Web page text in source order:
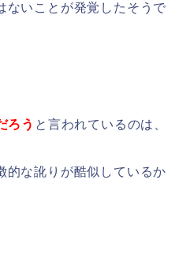
ないことが発覚したそうで
ろう と言われているのは、
的な訛りが酷似しているか